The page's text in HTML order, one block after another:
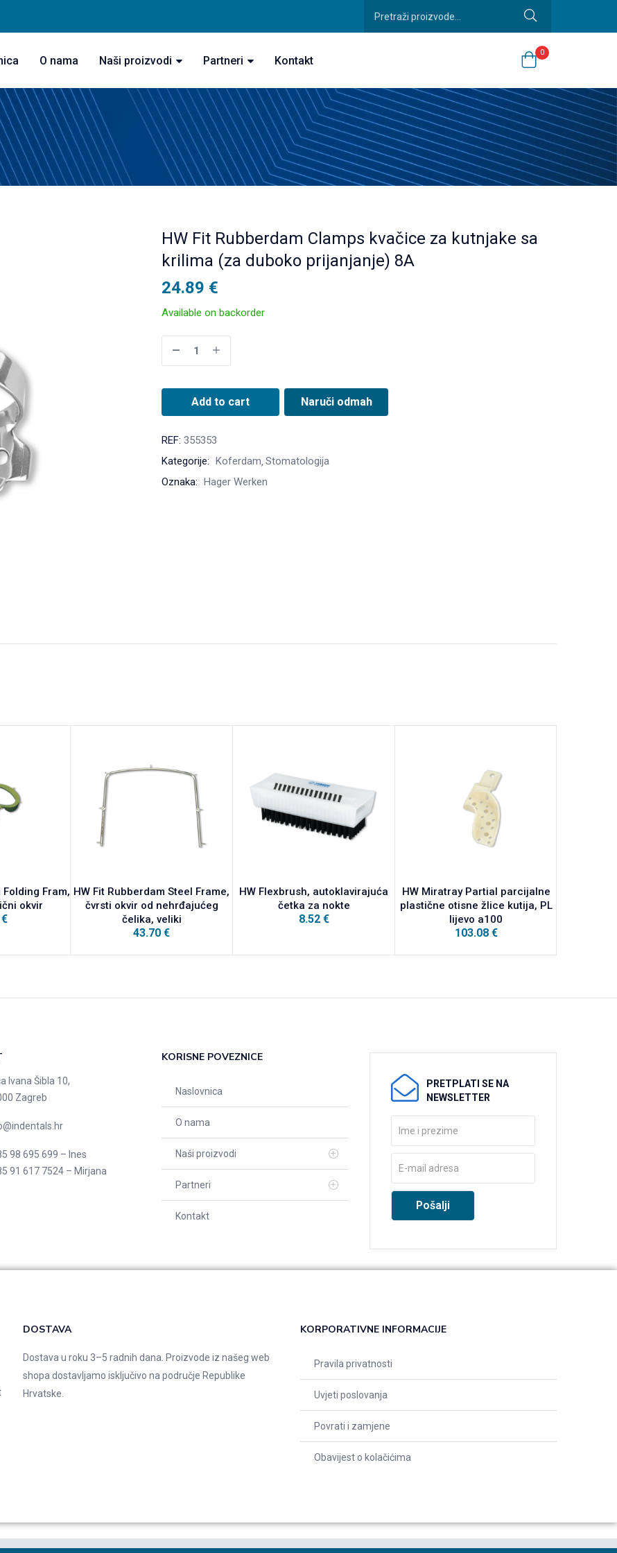
O nama Naši proizvodi Partneri Kontakt
0
HW Fit Rubberdam Clamps kvačice za kutnjake sa
krilima (za duboko prijanjanje) 8A
24.89 €
Available on backorder
Add to cart Naruči odmah
REF: 355353
Kategorije: Koferdam Stomatologija
Oznaka: Hager Werken
Folding Fram,
okvir
€
HW Fit Rubberdam Steel Frame,
čvrsti okvir od nehrđajućeg
čelika, veliki
43.70 €
HW Flexbrush, autoklavirajuća
četka za nokte
8.52 €
HW Miratray Partial parcijalne
plastične otisne žlice kutija, PL
lijevo a100
103.08 €
Ivana Šibla 10,
Zagreb
98 695 699 – Ines
91 617 7524 – Mirjana
KORISNE POVEZNICE
Naslovnica
O nama
Naši proizvodi
Partneri
Kontakt
PRETPLATI SE NA
NEWSLETTER
DOSTAVA
Dostava u roku 3–5 radnih dana. Proizvode iz našeg web
shopa dostavljamo isključivo na područje Republike
Hrvatske.
KORPORATIVNE INFORMACIJE
Pravila privatnosti
Uvjeti poslovanja
Povrati i zamjene
Obavijest o kolačićima